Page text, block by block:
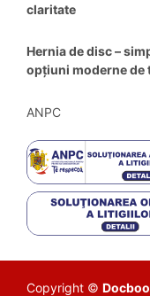
claritate
Hernia de disc –
opțiuni moderne de
ANPC
Copyright ©